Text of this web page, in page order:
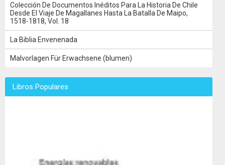
Colección De Documentos Inéditos Para La Historia De Chile
Desde El Viaje De Magallanes Hasta La Batalla De Maipo,
1518-1818, Vol. 18
La Biblia Envenenada
Malvorlagen Für Erwachsene (blumen)
Libros Populares